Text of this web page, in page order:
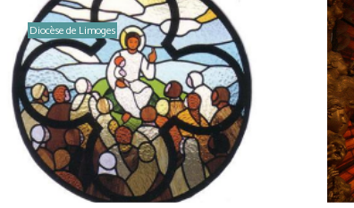
Diocèse de Limoges